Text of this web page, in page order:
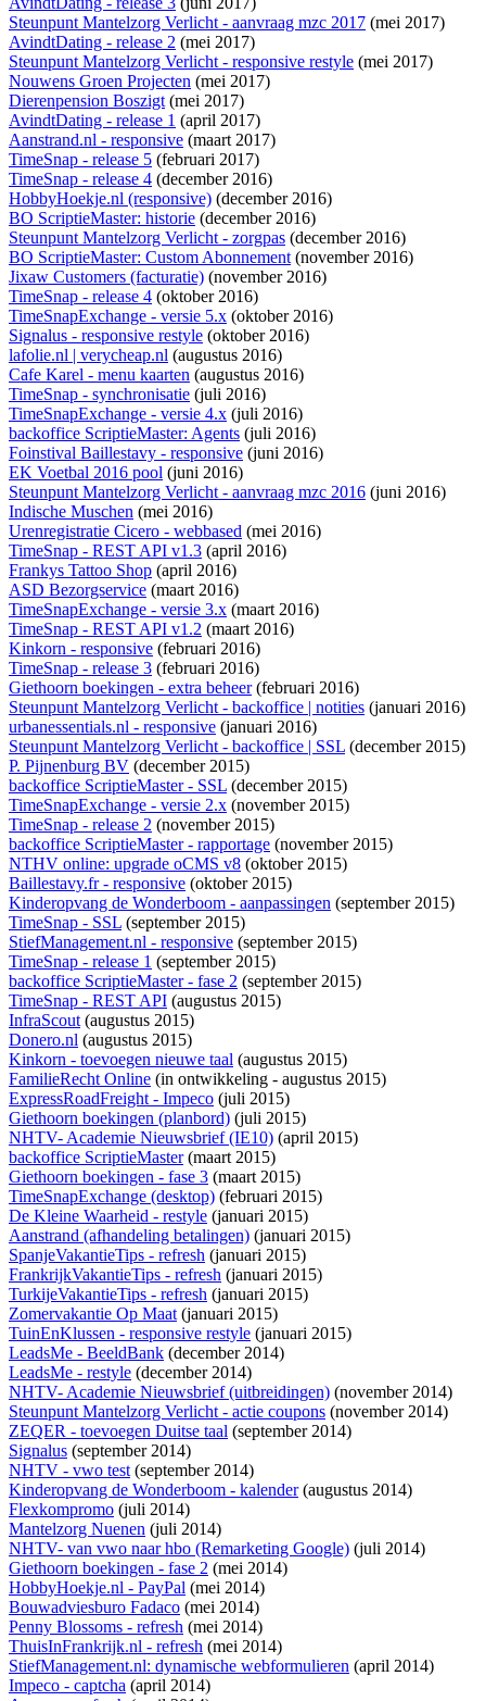
Steunpunt Mantelzorg Verlicht - aanvraag mzc 2017 (mei 2017)
AvindtDating - release 2 (mei 2017)
Steunpunt Mantelzorg Verlicht - responsive restyle (mei 2017)
Nouwens Groen Projecten (mei 2017)
Dierenpension Boszigt(mei 2017)
AvindtDating - release 1 (april 2017)
Aanstrand.nl - responsive (maart 2017)
TimeSnap - release 5 (februari 2017)
TimeSnap - release 4 (december 2016)
HobbyHoekje.nl (responsive) (december 2016)
BO ScriptieMaster: historie (december 2016)
Steunpunt Mantelzorg Verlicht - zorgpas (december 2016)
BO ScriptieMaster: Custom Abonnement(november 2016)
Jixaw Customers (facturatie) (november 2016)
TimeSnap - release 4 (oktober 2016)
TimeSnapExchange - versie 5.x (oktober 2016)
Signalus - responsive restyle (oktober 2016)
lafolie.nl | verycheap.nl (augustus 2016)
Cafe Karel - menu kaarten (augustus 2016)
TimeSnap - synchronisatie (juli 2016)
TimeSnapExchange - versie 4.x (juli 2016)
backoffice ScriptieMaster: Agents (juli 2016)
Foinstival Baillestavy - responsive (juni 2016)
EK Voetbal 2016 pool (juni 2016)
Steunpunt Mantelzorg Verlicht - aanvraag mzc 2016 (juni 2016)
Indische Muschen (mei 2016)
Urenregistratie Cicero - webbased (mei 2016)
TimeSnap - REST API v1.3 (april 2016)
Frankys Tattoo Shop (april 2016)
ASD Bezorgservice (maart 2016)
TimeSnapExchange - versie 3.x (maart 2016)
TimeSnap - REST API v1.2 (maart 2016)
Kinkorn - responsive (februari 2016)
TimeSnap - release 3 (februari 2016)
Giethoorn boekingen - extra beheer(februari 2016)
Steunpunt Mantelzorg Verlicht - backoffice | notities (januari 2016)
urbanessentials.nl - responsive (januari 2016)
Steunpunt Mantelzorg Verlicht - backoffice | SSL (december 2015)
P. Pijnenburg BV (december 2015)
backoffice ScriptieMaster - SSL (december 2015)
TimeSnapExchange - versie 2.x (november 2015)
TimeSnap - release 2 (november 2015)
backoffice ScriptieMaster - rapportage (november 2015)
NTHV online: upgrade oCMS v8 (oktober 2015)
Baillestavy.fr - responsive (oktober 2015)
Kinderopvang de Wonderboom - aanpassingen (september 2015)
TimeSnap - SSL (september 2015)
StiefManagement.nl - responsive (september 2015)
TimeSnap - release 1 (september 2015)
backoffice ScriptieMaster - fase 2 (september 2015)
TimeSnap - REST API (augustus 2015)
InfraScout(augustus 2015)
Donero.nl (augustus 2015)
Kinkorn - toevoegen nieuwe taal (augustus 2015)
FamilieRecht Online (in ontwikkeling - augustus 2015)
ExpressRoadFreight - Impeco (juli 2015)
Giethoorn boekingen (planbord) (juli 2015)
NHTV- Academie Nieuwsbrief (IE10) (april 2015)
backoffice ScriptieMaster(maart 2015)
Giethoorn boekingen - fase 3 (maart 2015)
TimeSnapExchange (desktop) (februari 2015)
De Kleine Waarheid - restyle (januari 2015)
Aanstrand (afhandeling betalingen) (januari 2015)
SpanjeVakantieTips - refresh (januari 2015)
FrankrijkVakantieTips - refresh (januari 2015)
TurkijeVakantieTips - refresh (januari 2015)
Zomervakantie Op Maat(januari 2015)
TuinEnKlussen - responsive restyle (januari 2015)
LeadsMe - BeeldBank (december 2014)
LeadsMe - restyle (december 2014)
NHTV- Academie Nieuwsbrief (uitbreidingen) (november 2014)
Steunpunt Mantelzorg Verlicht - actie coupons (november 2014)
ZEQER - toevoegen Duitse taal (september 2014)
Signalus (september 2014)
NHTV - vwo test(september 2014)
Kinderopvang de Wonderboom - kalender(augustus 2014)
Flexkompromo (juli 2014)
Mantelzorg Nuenen (juli 2014)
NHTV- van vwo naar hbo (Remarketing Google) (juli 2014)
Giethoorn boekingen - fase 2 (mei 2014)
HobbyHoekje.nl - PayPal (mei 2014)
Bouwadviesburo Fadaco (mei 2014)
Penny Blossoms - refresh (mei 2014)
ThuisInFrankrijk.nl - refresh (mei 2014)
StiefManagement.nl: dynamische webformulieren (april 2014)
Impeco - captcha (april 2014)